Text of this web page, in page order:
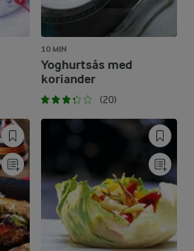
10 MIN
Yoghurtsås med
koriander
(20)